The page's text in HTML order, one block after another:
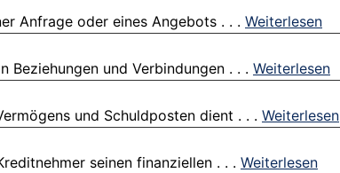
Anfrage oder eines Angebots . . . Weiterlesen
und Verbindungen . . . Weiterlesen
und Schuldposten dient . . . Weiterlesen
seinen finanziellen . . . Weiterlesen